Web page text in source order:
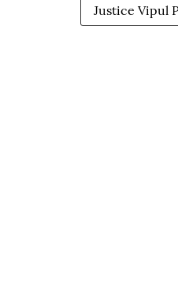
Justice Vipul